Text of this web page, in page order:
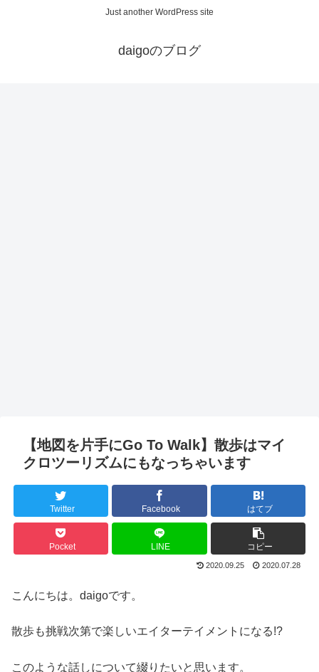
Just another WordPress site
daigoのブログ
【地図を片手にGo To Walk】散歩はマイ
クロツーリズムにもなっちゃいます
Twitter Facebook はてブ
Pocket LINE コピー
2020.09.25 2020.07.28
こんにちは。daigoです。
散歩も挑戦次第で楽しいエイターテイメントになる!?
このような話しについて綴りたいと思います。